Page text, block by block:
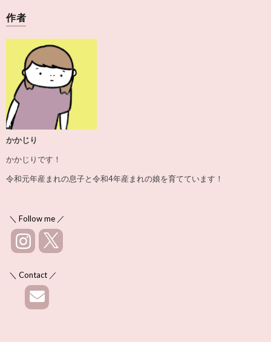
作者
かかじり
かかじりです！
令和元年産まれの息子と令和4年産まれの娘を育てています！
＼ Follow me ／
＼ Contact ／